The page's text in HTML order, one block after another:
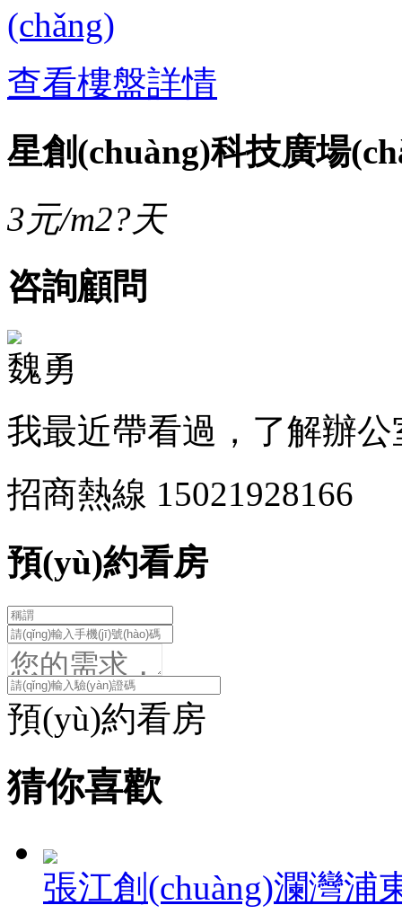
查看樓盤詳情
星創(chuàng)科技廣場
3元/m2?天
咨詢顧問
魏勇
我最近帶看過，了解辦
招商熱線 15021928166
預(yù)約看房
預(yù)約看房
猜你喜歡
張江創(chuàng)瀾灣浦